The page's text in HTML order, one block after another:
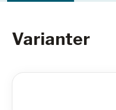
Varianter